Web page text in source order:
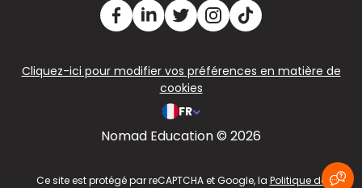
Cliquez-ici pour modifier vos préférences en matière de
cookies
FR
Nomad Education © 2026
Ce site est protégé par reCAPTCHA et Google, la Politique de